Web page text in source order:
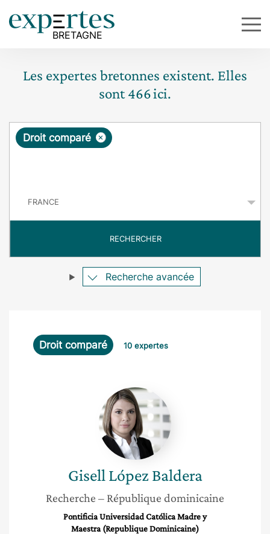
Les expertes bretonnes existent. Elles
sont466ici.
R
ê
e
×
Droit comparé
RECHERCHER
Recherche avancée
Droit comparé 10 expertes
Gisell
López
Baldera
Gisell López Baldera
Recherche – République dominicaine
Pontificia Universidad Católica Madre y
Maestra (Republique Dominicaine)